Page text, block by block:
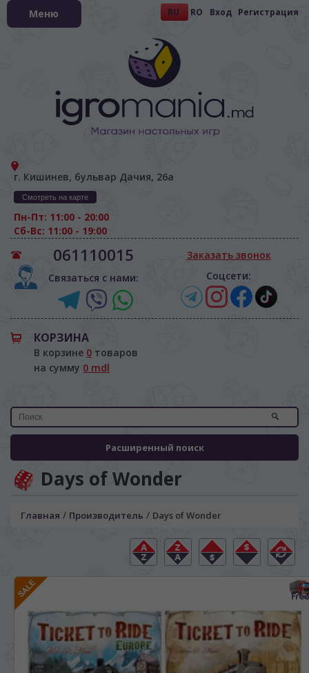
RU RO Вход Регистрация
г. Кишинев, бульвар Дачия, 26а
Смотреть на карте
Пн-Пт: 11:00 - 20:00
Сб-Вс: 11:00 - 19:00
061110015
Связаться с нами:
Заказать звонок
Соцсети:
КОРЗИНА
В корзине 0 товаров
на сумму 0 mdl
Расширенный поиск
Меню
Days of Wonder
Главная / Производитель / Days of Wonder